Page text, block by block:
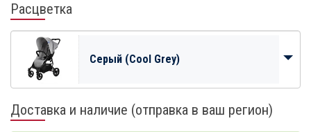
Расцветка
Серый (Cool Grey)
Доставка и наличие (отправка в ваш регион)